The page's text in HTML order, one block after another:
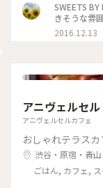
SWEETS
きそうな雰
2016.12.13
アニヴェルセ
アニヴェルセルカフェ
おしゃれテラス
渋谷・原宿・青
ごはん, カフェ,